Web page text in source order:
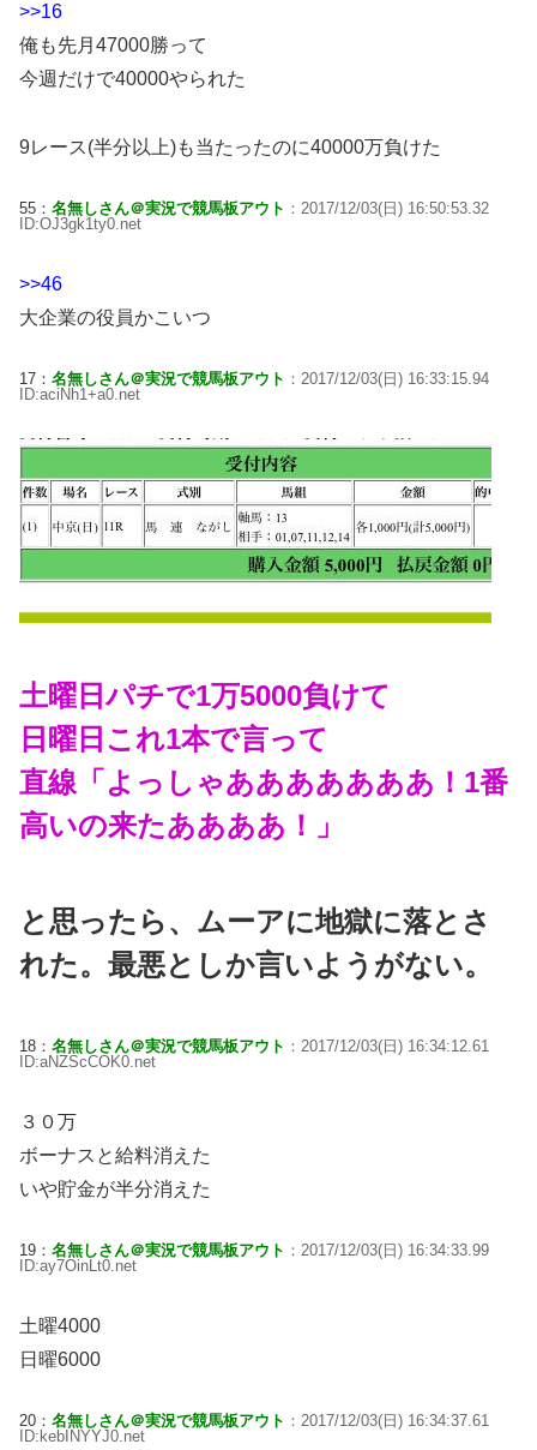
>>16
俺も先月47000勝って
今週だけで40000やられた
9レース(半分以上)も当たったのに40000万負けた
55： 名無しさん＠実況で競馬板アウト ：2017/12/03(日) 16:50:53.32
ID:OJ3gk1ty0.net
>>46
大企業の役員かこいつ
17： 名無しさん＠実況で競馬板アウト ：2017/12/03(日) 16:33:15.94
ID:aciNh1+a0.net
土曜日パチで1万5000負けて
日曜日これ1本で言って
直線「よっしゃあああああああ！1番
高いの来たああああ！」
と思ったら、ムーアに地獄に落とさ
れた。最悪としか言いようがない。
18： 名無しさん＠実況で競馬板アウト ：2017/12/03(日) 16:34:12.61
ID:aNZScCOK0.net
３０万
ボーナスと給料消えた
いや貯金が半分消えた
19： 名無しさん＠実況で競馬板アウト ：2017/12/03(日) 16:34:33.99
ID:ay7OinLt0.net
土曜4000
日曜6000
20： 名無しさん＠実況で競馬板アウト ：2017/12/03(日) 16:34:37.61
ID:kebINYYJ0.net